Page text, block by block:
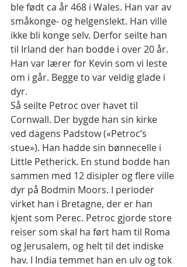
ble født ca år 468 i Wales. Han var av
småkonge- og helgenslekt. Han ville
ikke bli konge selv. Derfor seilte han
til Irland der han bodde i over 20 år.
Han var lærer for Kevin som vi leste
om i går. Begge to var veldig glade i
dyr.
Så seilte Petroc over havet til
Cornwall. Der bygde han sin kirke
ved dagens Padstow («Petroc’s
stue»). Han hadde sin bønnecelle i
Little Petherick. En stund bodde han
sammen med 12 disipler og flere ville
dyr på Bodmin Moors. I perioder
virket han i Bretagne, der er han
kjent som Perec. Petroc gjorde store
reiser som skal ha ført ham til Roma
og Jerusalem, og helt til det indiske
hav. I India temmet han en ulv og tok